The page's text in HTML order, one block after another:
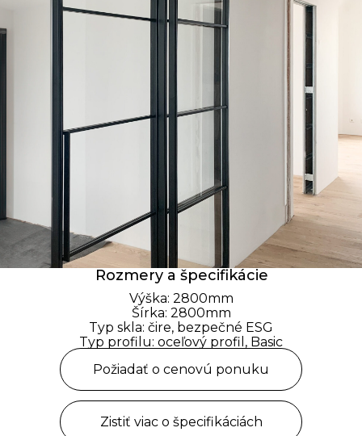
moderne Innenräume, in denen eine
maximale Raumnutzung sowie die
Bewahrung von Offenheit und Licht
Zistiť viac o špecifikáciách
Výška: 2800mm
Šírka: 2800mm
Typ skla: čire, bezpečné ESG
Typ profilu: oceľový profil, Basic
Rozmery a špecifikácie
Požiadať o cenovú ponuku